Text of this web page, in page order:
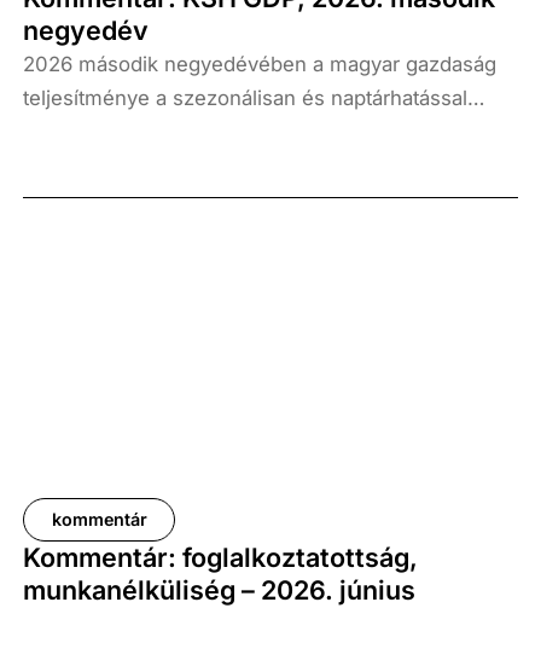
negyedév
2026 második negyedévében a magyar gazdaság
teljesítménye a szezonálisan és naptárhatással
százalékkal, míg az előző negyedévhez képest 0,4
kommentár
Kommentár: foglalkoztatottság,
munkanélküliség – 2026. június